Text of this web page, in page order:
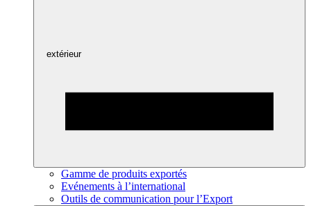
extérieur
Gamme de produits exportés
Evénements à l’international
Outils de communication pour l’Export